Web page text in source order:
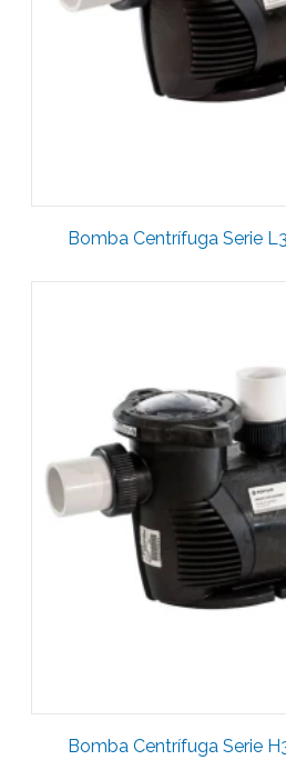
Bomba Centrífuga Serie
Bomba Centrífuga Serie